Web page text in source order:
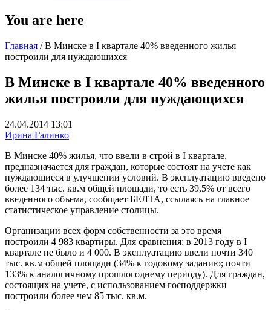
You are here
Главная / В Минске в I квартале 40% введенного жилья
построили для нуждающихся
В Минске в I квартале 40% введенного
жилья построили для нуждающихся
24.04.2014 13:01
Ирина Галинко
В Минске 40% жилья, что ввели в строй в I квартале,
предназначается для граждан, которые состоят на учете как
нуждающиеся в улучшении условий. В эксплуатацию введено
более 134 тыс. кв.м общей площади, то есть 39,5% от всего
введенного объема, сообщает БЕЛТА, ссылаясь на главное
статистическое управление столицы.
Организации всех форм собственности за это время
построили 4 983 квартиры. Для сравнения: в 2013 году в I
квартале не было и 4 000. В эксплуатацию ввели почти 340
тыс. кв.м общей площади (34% к годовому заданию; почти
133% к аналогичному прошлогоднему периоду). Для граждан,
состоящих на учете, с использованием господдержки
построили более чем 85 тыс. кв.м.